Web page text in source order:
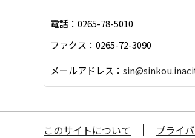
電話：0265-78-5010
ファクス：0265-72-3090
メールアドレス：
このサイトについて プライ